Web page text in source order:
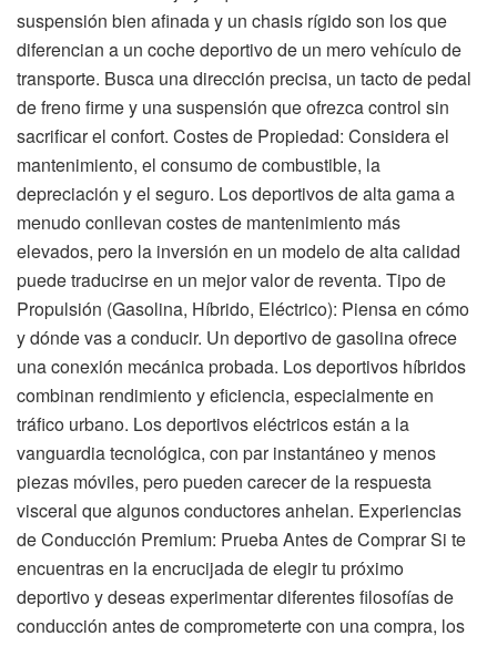
suspensión bien afinada y un chasis rígido son los que
diferencian a un coche deportivo de un mero vehículo de
transporte. Busca una dirección precisa, un tacto de pedal
de freno firme y una suspensión que ofrezca control sin
sacrificar el confort. Costes de Propiedad: Considera el
mantenimiento, el consumo de combustible, la
depreciación y el seguro. Los deportivos de alta gama a
menudo conllevan costes de mantenimiento más
elevados, pero la inversión en un modelo de alta calidad
puede traducirse en un mejor valor de reventa. Tipo de
Propulsión (Gasolina, Híbrido, Eléctrico): Piensa en cómo
y dónde vas a conducir. Un deportivo de gasolina ofrece
una conexión mecánica probada. Los deportivos híbridos
combinan rendimiento y eficiencia, especialmente en
tráfico urbano. Los deportivos eléctricos están a la
vanguardia tecnológica, con par instantáneo y menos
piezas móviles, pero pueden carecer de la respuesta
visceral que algunos conductores anhelan. Experiencias
de Conducción Premium: Prueba Antes de Comprar Si te
encuentras en la encrucijada de elegir tu próximo
deportivo y deseas experimentar diferentes filosofías de
conducción antes de comprometerte con una compra, los